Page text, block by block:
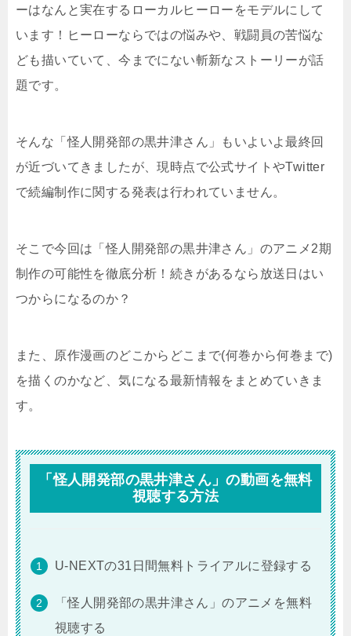
ーはなんと実在するローカルヒーローをモデルにして
います！ヒーローならではの悩みや、戦闘員の苦悩な
ども描いていて、今までにない斬新なストーリーが話
題です。
そんな「怪人開発部の黒井津さん」もいよいよ最終回
が近づいてきましたが、現時点で公式サイトやTwitter
で続編制作に関する発表は行われていません。
そこで今回は「怪人開発部の黒井津さん」のアニメ2期
制作の可能性を徹底分析！続きがあるなら放送日はい
つからになるのか？
また、原作漫画のどこからどこまで(何巻から何巻まで)
を描くのかなど、気になる最新情報をまとめていきま
す。
「怪人開発部の黒井津さん」の動画を無料
視聴する方法
U-NEXTの31日間無料トライアルに登録する
「怪人開発部の黒井津さん」のアニメを無料
視聴する